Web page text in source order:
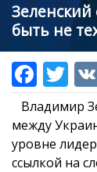
быть не
Владимир
между
уровне
ссылкой на